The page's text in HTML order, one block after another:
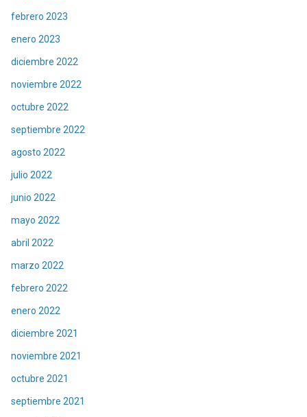
febrero 2023
enero 2023
diciembre 2022
noviembre 2022
octubre 2022
septiembre 2022
agosto 2022
julio 2022
junio 2022
mayo 2022
abril 2022
marzo 2022
febrero 2022
enero 2022
diciembre 2021
noviembre 2021
octubre 2021
septiembre 2021